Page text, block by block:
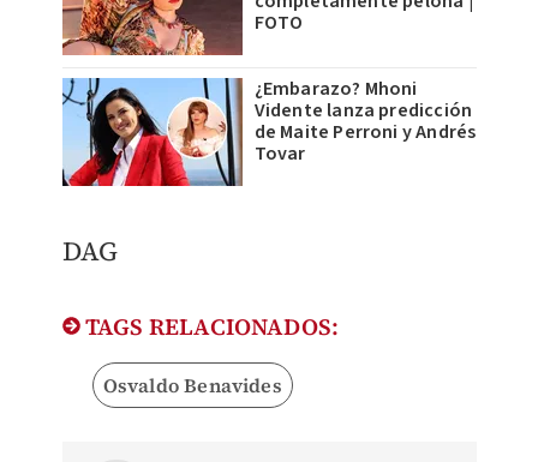
FOTO
¿Embarazo? Mhoni
Vidente lanza predicción
de Maite Perroni y Andrés
Tovar
DAG
TAGS RELACIONADOS:
Osvaldo Benavides